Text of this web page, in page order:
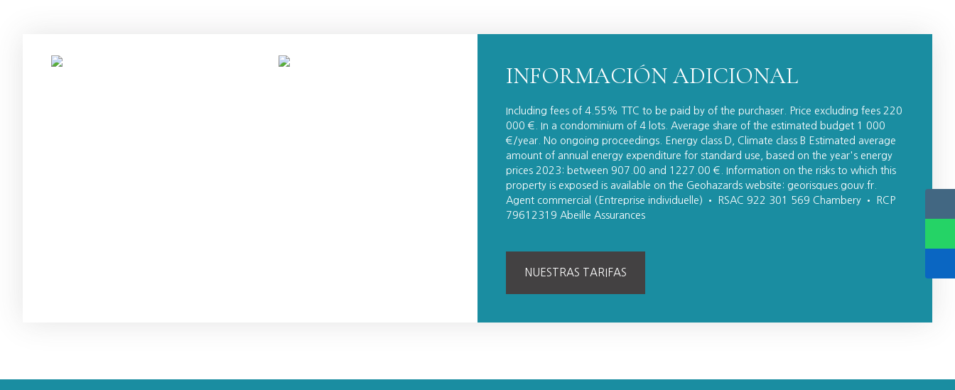
INFORMACIÓN ADICIONAL
Including fees of 4.55% TTC to be paid by of the purchaser. Price excluding fees 220
000 €. In a condominium of 4 lots. Average share of the estimated budget 1 000
€/year. No ongoing proceedings. Energy class D, Climate class B Estimated average
amount of annual energy expenditure for standard use, based on the year's energy
prices 2023: between 907.00 and 1227.00 €. Information on the risks to which this
property is exposed is available on the Geohazards website: georisques.gouv.fr.
Agent commercial (Entreprise individuelle) • RSAC 922 301 569 Chambery • RCP
79612319 Abeille Assurances
NUESTRAS TARIFAS